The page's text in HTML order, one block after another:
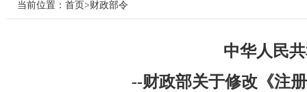
当前位置： 首页>财政部令
中华人民
--财政部关于修改《注